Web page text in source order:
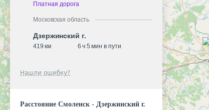
Платная дорога
Московская область
Дзержинский г.
419 км 6 ч 5 мин в пути
Нашли ошибку?
Расстояние Смоленск - Дзержинский г.